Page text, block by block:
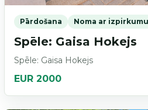
Pārdošana Noma ar izpirkumu
Spēle: Gaisa Hokejs
Spēle: Gaisa Hokejs
EUR 2000